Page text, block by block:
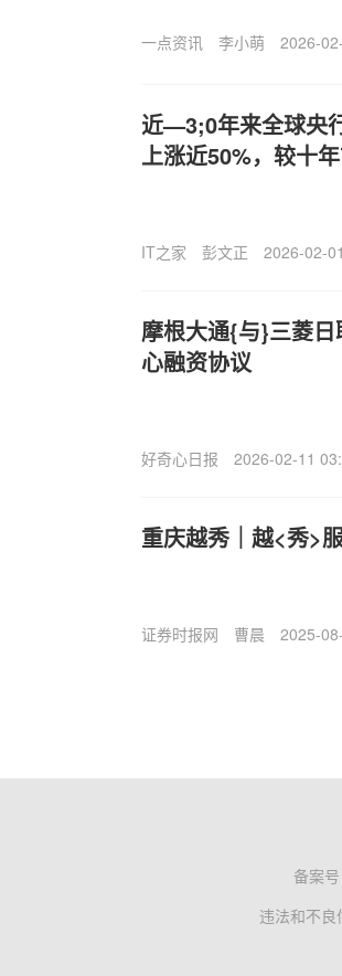
一点资讯 李小萌 2026-
近—3;0年来全球央
上涨近50%，较十
IT之家 彭文正 2026-02-
摩根大通{与}三菱
心融资协议
好奇心日报 2026-02-11
重庆越秀｜越<秀>
证券时报网 曹晨 2025-
备案号
违法和不